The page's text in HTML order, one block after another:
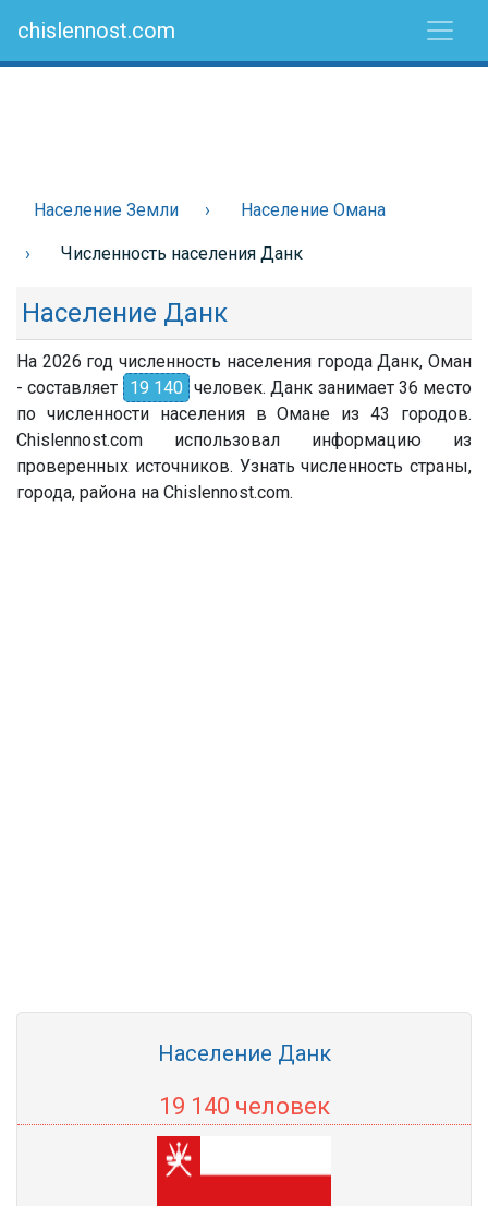
chislennost.com
Население Земли Население Омана
Численность населения Данк
Население Данк
На 2026 год численность населения города Данк, Оман
- составляет
19 140 человек. Данк занимает 36 место
по численности населения в Омане из 43 городов.
Chislennost.com использовал информацию из
проверенных источников. Узнать численность страны,
города, района на Chislennost.com.
Население Данк
19 140 человек